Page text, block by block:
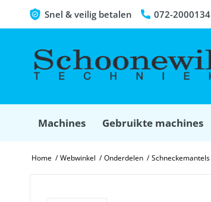
Snel & veilig betalen 072-2000134
Machines Gebruikte machines
Home / Webwinkel / Onderdelen / Schneckemantels